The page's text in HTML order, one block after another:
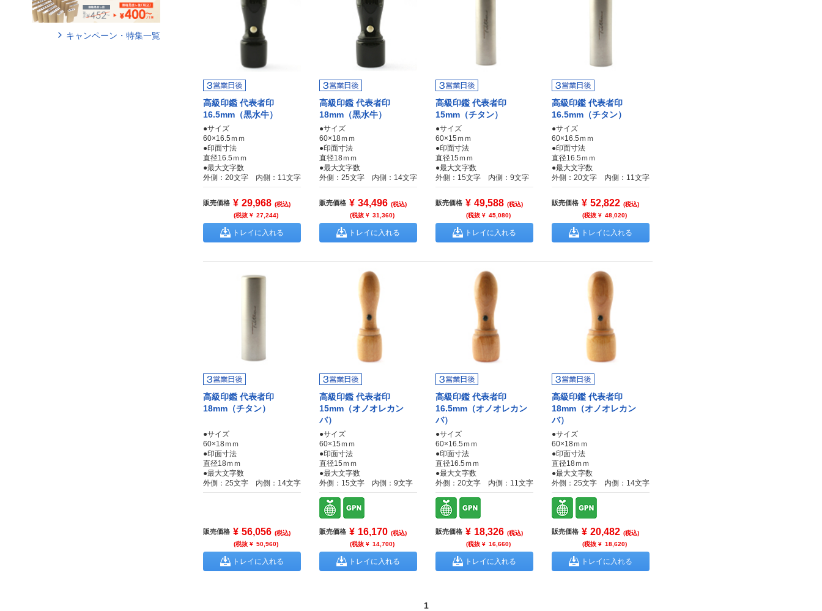
キャンペーン・特集一覧
高級印鑑 代表者印
16.5mm（黒水牛）
●サイズ
60×16.5ｍｍ
●印面寸法
直径16.5ｍｍ
●最大文字数
外側：20文字 内側：11文字
販売価格 ¥ 29,968 (税込)
(税抜 ¥ 27,244)
トレイに入れる
高級印鑑 代表者印
18mm（黒水牛）
●サイズ
60×18ｍｍ
●印面寸法
直径18ｍｍ
●最大文字数
外側：25文字 内側：14文字
販売価格 ¥ 34,496 (税込)
(税抜 ¥ 31,360)
トレイに入れる
高級印鑑 代表者印
15mm（チタン）
●サイズ
60×15ｍｍ
●印面寸法
直径15ｍｍ
●最大文字数
外側：15文字 内側：9文字
販売価格 ¥ 49,588 (税込)
(税抜 ¥ 45,080)
トレイに入れる
高級印鑑 代表者印
16.5mm（チタン）
●サイズ
60×16.5ｍｍ
●印面寸法
直径16.5ｍｍ
●最大文字数
外側：20文字 内側：11文字
販売価格 ¥ 52,822 (税込)
(税抜 ¥ 48,020)
トレイに入れる
高級印鑑 代表者印
18mm（チタン）
●サイズ
60×18ｍｍ
●印面寸法
直径18ｍｍ
●最大文字数
外側：25文字 内側：14文字
販売価格 ¥ 56,056 (税込)
(税抜 ¥ 50,960)
トレイに入れる
高級印鑑 代表者印
15mm（オノオレカン
バ）
●サイズ
60×15ｍｍ
●印面寸法
直径15ｍｍ
●最大文字数
外側：15文字 内側：9文字
販売価格 ¥ 16,170 (税込)
(税抜 ¥ 14,700)
トレイに入れる
高級印鑑 代表者印
16.5mm（オノオレカン
バ）
●サイズ
60×16.5ｍｍ
●印面寸法
直径16.5ｍｍ
●最大文字数
外側：20文字 内側：11文字
販売価格 ¥ 18,326 (税込)
(税抜 ¥ 16,660)
トレイに入れる
高級印鑑 代表者印
18mm（オノオレカン
バ）
●サイズ
60×18ｍｍ
●印面寸法
直径18ｍｍ
●最大文字数
外側：25文字 内側：14文字
販売価格 ¥ 20,482 (税込)
(税抜 ¥ 18,620)
トレイに入れる
1